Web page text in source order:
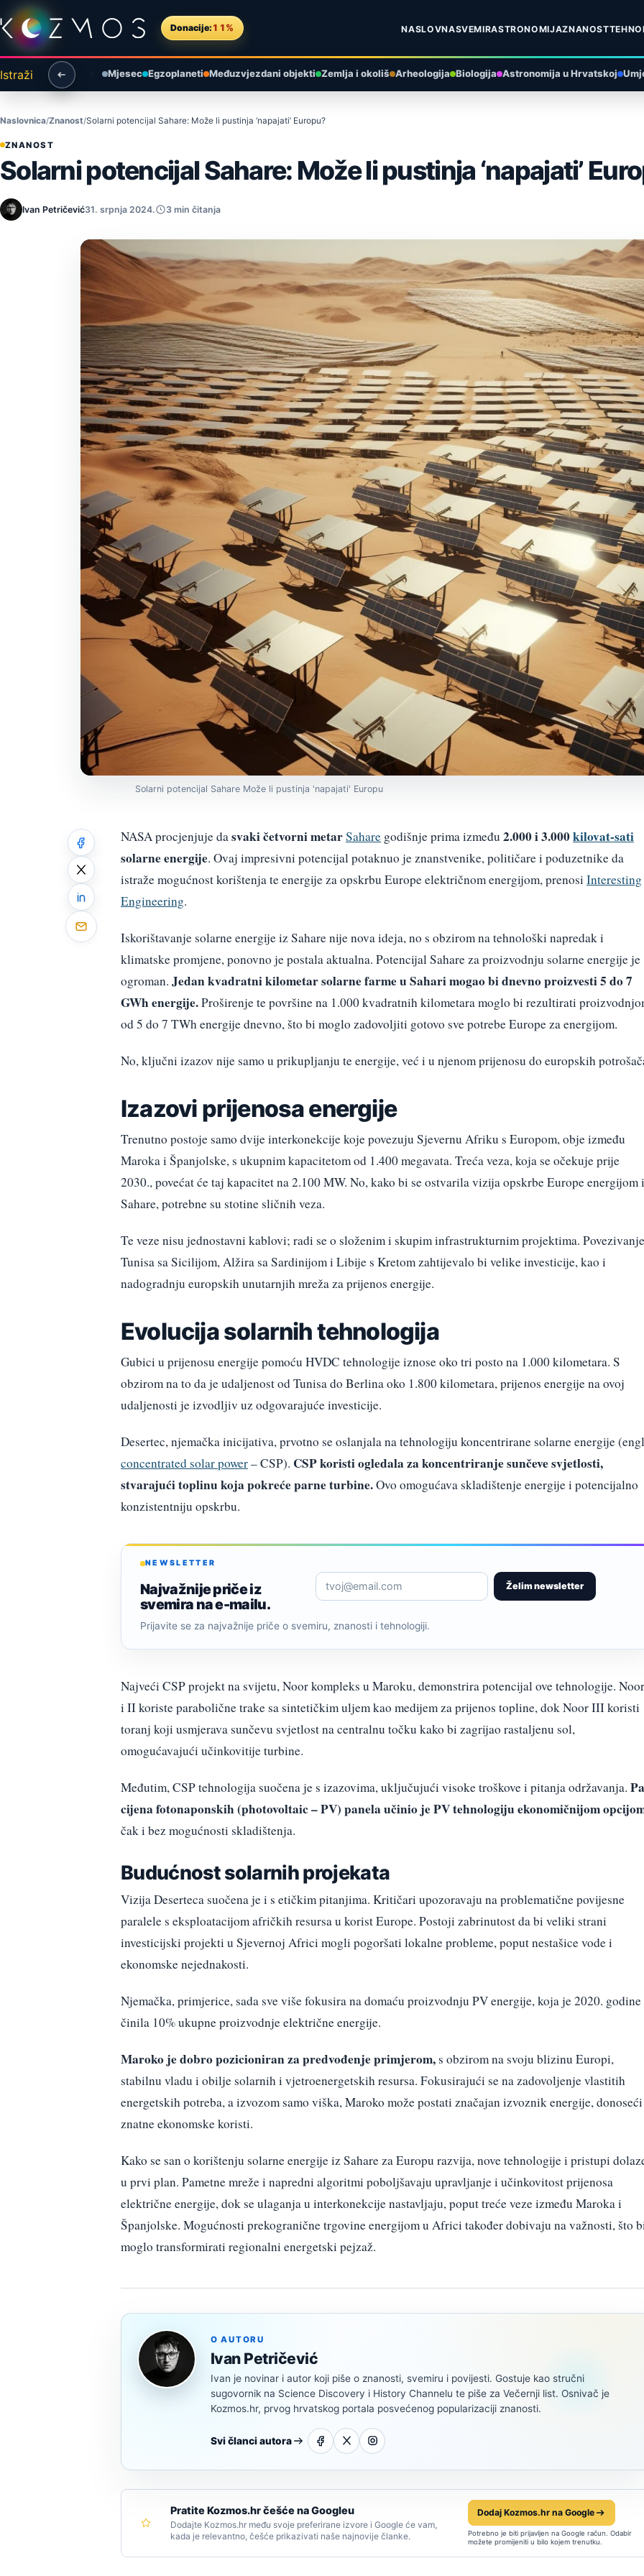
Preskoči na sadržaj
Donacije: 11% NASLOVNASVEMIRASTRONOMIJAZNANOST
Istraži Mjesec Egzoplaneti Međuzvjezdani objekti Zemlja i okoliš Arheologija Biologija Astronomija u Hrvatskoj
Naslovnica Znanost Solarni potencijal Sahare: Može li pustinja ‘napajati’ Europu?
ZNANOST
Solarni potencijal Sahare: Može li pustinja ‘napajati’
Ivan Petričević31. srpnja 2024. 3 min čitanja
Solarni potencijal Sahare Može li pustinja 'napajati' Europu
NASA procjenjuje dasvaki četvorni metarSahare godišnje prima između 2.000 i 3.000kilovat-sati
solarne energije. Ovaj impresivni potencijal potaknuo je znanstvenike, političare i poduzetnike da
istraže mogućnost korištenja te energije za opskrbu Europe električnom energijom, prenosi Interesting
Engineering.
Iskorištavanje solarne energije iz Sahare nije nova ideja, no s obzirom na tehnološki napredak i
klimatske promjene, ponovno je postala aktualna. Potencijal Sahare za proizvodnju solarne energije je
ogroman. Jedan kvadratni kilometar solarne farme u Sahari mogao bi dnevno proizvesti 5 do 7
GWh energije.Proširenje te površine na 1.000 kvadratnih kilometara moglo bi rezultirati
od 5 do 7 TWh energije dnevno, što bi moglo zadovoljiti gotovo sve potrebe Europe za energijom.
No, ključni izazov nije samo u prikupljanju te energije, već i u njenom prijenosu do europskih
Izazovi prijenosa energije
Trenutno postoje samo dvije interkonekcije koje povezuju Sjevernu Afriku s Europom, obje između
Maroka i Španjolske, s ukupnim kapacitetom od 1.400 megavata. Treća veza, koja se očekuje prije
2030., povećat će taj kapacitet na 2.100 MW. No, kako bi se ostvarila vizija opskrbe Europe energijom
Sahare, potrebne su stotine sličnih veza.
Te veze nisu jednostavni kablovi; radi se o složenim i skupim infrastrukturnim projektima. Povezivanje
Tunisa sa Sicilijom, Alžira sa Sardinijom i Libije s Kretom zahtijevalo bi velike investicije, kao i
nadogradnju europskih unutarnjih mreža za prijenos energije.
Evolucija solarnih tehnologija
Gubici u prijenosu energije pomoću HVDC tehnologije iznose oko tri posto na 1.000 kilometara. S
obzirom na to da je udaljenost od Tunisa do Berlina oko 1.800 kilometara, prijenos energije na ovoj
udaljenosti je izvodljiv uz odgovarajuće investicije.
Desertec, njemačka inicijativa, prvotno se oslanjala na tehnologiju koncentrirane solarne energije
concentrated solar power– CSP). CSP koristi ogledala za koncentriranje sunčeve svjetlosti,
stvarajući toplinu koja pokreće parne turbine.Ovo omogućava skladištenje energije i potencijalno
konzistentniju opskrbu.
NEWSLETTER
Najvažnije priče iz
svemira na e-mailu.
Želim newsletter
Prijavite se za najvažnije priče o svemiru, znanosti i tehnologiji.
Najveći CSP projekt na svijetu, Noor kompleks u Maroku, demonstrira potencijal ove tehnologije.
i II koriste parabolične trake sa sintetičkim uljem kao medijem za prijenos topline, dok Noor III koristi
toranj koji usmjerava sunčevu svjetlost na centralnu točku kako bi zagrijao rastaljenu sol,
omogućavajući učinkovitije turbine.
Međutim, CSP tehnologija suočena je s izazovima, uključujući visoke troškove i pitanja održavanja.
cijena fotonaponskih (photovoltaic – PV) panela učinio je PV tehnologiju ekonomičnijom
čak i bez mogućnosti skladištenja.
Budućnost solarnih projekata
Vizija Deserteca suočena je i s etičkim pitanjima. Kritičari upozoravaju na problematične povijesne
paralele s eksploatacijom afričkih resursa u korist Europe. Postoji zabrinutost da bi veliki strani
investicijski projekti u Sjevernoj Africi mogli pogoršati lokalne probleme, poput nestašice vode i
ekonomske nejednakosti.
Njemačka, primjerice, sada sve više fokusira na domaću proizvodnju PV energije, koja je 2020. godine
činila 10% ukupne proizvodnje električne energije.
Maroko je dobro pozicioniran za predvođenje primjerom,s obzirom na svoju blizinu Europi,
stabilnu vladu i obilje solarnih i vjetroenergetskih resursa. Fokusirajući se na zadovoljenje vlastitih
energetskih potreba, a izvozom samo viška, Maroko može postati značajan izvoznik energije, donoseći
znatne ekonomske koristi.
Kako se san o korištenju solarne energije iz Sahare za Europu razvija, nove tehnologije i pristupi
u prvi plan. Pametne mreže i napredni algoritmi poboljšavaju upravljanje i učinkovitost prijenosa
električne energije, dok se ulaganja u interkonekcije nastavljaju, poput treće veze između Maroka i
Španjolske. Mogućnosti prekogranične trgovine energijom u Africi također dobivaju na važnosti, što
moglo transformirati regionalni energetski pejzaž.
O AUTORU
Ivan Petričević
Ivan je novinar i autor koji piše o znanosti, svemiru i povijesti. Gostuje kao stručni
sugovornik na Science Discovery i History Channelu te piše za Večernji list. Osnivač je
Kozmos.hr, prvog hrvatskog portala posvećenog popularizaciji znanosti.
Svi članci autora
Pratite Kozmos.hr češće na Googleu
Dodajte Kozmos.hr među svoje preferirane izvore i Google će vam,
kada je relevantno, češće prikazivati naše najnovije članke.
Dodaj Kozmos.hr na Google
Potrebno je biti prijavljen na Google račun. Odabir
možete promijeniti u bilo kojem trenutku.